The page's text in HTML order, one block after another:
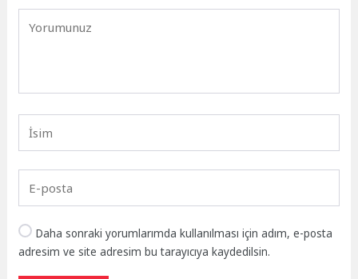
Daha sonraki yorumlarımda kullanılması için adım, e-posta
adresim ve site adresim bu tarayıcıya kaydedilsin.